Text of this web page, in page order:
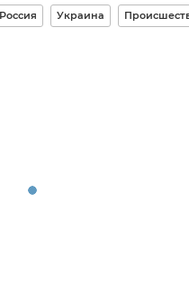
Россия Украина